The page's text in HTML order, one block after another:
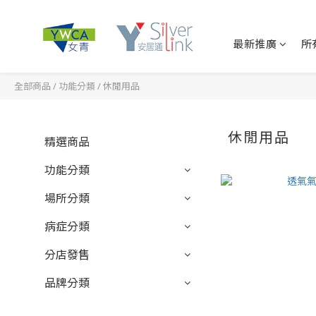
最新推廣 所
全部商品 / 功能分類 /休閒用品
精選商品
功能分類
場所分類
病症分類
分店發售
品牌分類
休閒用品